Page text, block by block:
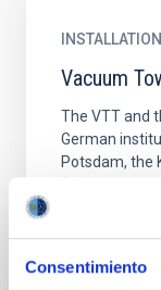
Consentimiento
INSTALLATION
Vacuum
The VTT and
German
Potsdam, the